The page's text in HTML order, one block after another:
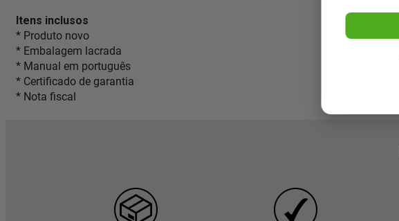
Itens inclusos
* Produto novo
* Embalagem lacrada
* Manual em português
* Certificado de garantia
* Nota fiscal